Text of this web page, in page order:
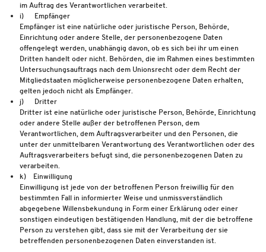
im Auftrag des Verantwortlichen verarbeitet.
i) Empfänger
Empfänger ist eine natürliche oder juristische Person, Behörde,
Einrichtung oder andere Stelle, der personenbezogene Daten
offengelegt werden, unabhängig davon, ob es sich bei ihr um einen
Dritten handelt oder nicht. Behörden, die im Rahmen eines bestimmten
Untersuchungsauftrags nach dem Unionsrecht oder dem Recht der
Mitgliedstaaten möglicherweise personenbezogene Daten erhalten,
gelten jedoch nicht als Empfänger.
j) Dritter
Dritter ist eine natürliche oder juristische Person, Behörde, Einrichtung
oder andere Stelle außer der betroffenen Person, dem
Verantwortlichen, dem Auftragsverarbeiter und den Personen, die
unter der unmittelbaren Verantwortung des Verantwortlichen oder des
Auftragsverarbeiters befugt sind, die personenbezogenen Daten zu
verarbeiten.
k) Einwilligung
Einwilligung ist jede von der betroffenen Person freiwillig für den
bestimmten Fall in informierter Weise und unmissverständlich
abgegebene Willensbekundung in Form einer Erklärung oder einer
sonstigen eindeutigen bestätigenden Handlung, mit der die betroffene
Person zu verstehen gibt, dass sie mit der Verarbeitung der sie
betreffenden personenbezogenen Daten einverstanden ist.